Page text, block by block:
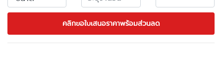
คลิกขอใบเสนอราคาพร้อมส่วนลด